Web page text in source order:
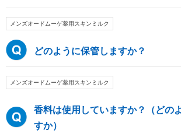
メンズオードムーゲ薬用スキンミルク
どのように保管しますか？
メンズオードムーゲ薬用スキンミルク
香料は使用していますか？（どの
すか）